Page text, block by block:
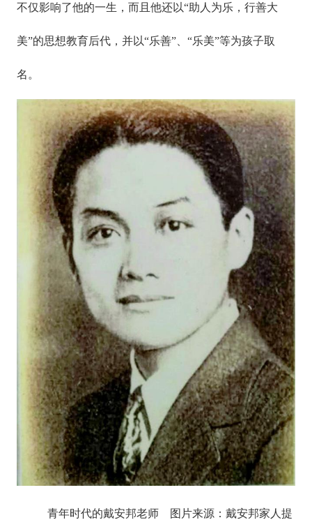
不仅影响了他的一生，而且他还以“助人为乐，行善大
美”的思想教育后代，并以“乐善”、“乐美”等为孩子取
名。
青年时代的戴安邦老师 图片来源：戴安邦家人提